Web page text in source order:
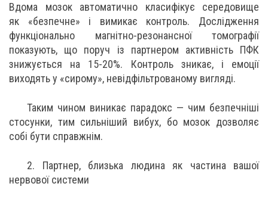
Вдома мозок автоматично класифікує середовище
як «безпечне» і вимикає контроль. Дослідження
функціонально магнітно-резонансної томографії
показують, що поруч із партнером активність ПФК
знижується на 15-20%. Контроль зникає, і емоції
виходять у «сирому», невідфільтрованому вигляді.
Таким чином виникає парадокс — чим безпечніші
стосунки, тим сильніший вибух, бо мозок дозволяє
собі бути справжнім.
2. Партнер, близька людина як частина вашої
нервової системи